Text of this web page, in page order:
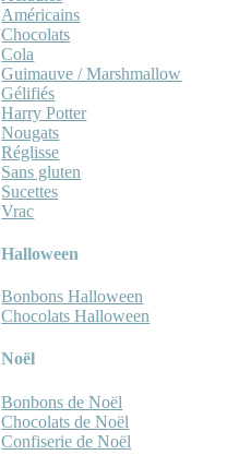
Américains
Chocolats
Cola
Guimauve / Marshmallow
Gélifiés
Harry Potter
Nougats
Réglisse
Sans gluten
Sucettes
Vrac
Halloween
Bonbons Halloween
Chocolats Halloween
Noël
Bonbons de Noël
Chocolats de Noël
Confiserie de Noël